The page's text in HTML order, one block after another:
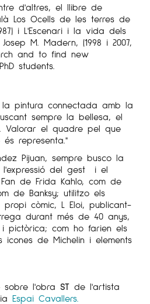
d'altres, el llibre de
Los Ocells de les terres de
i L'Escenari i la vida dels
M. Madern, (1998 i 2007,
and to find new
students.
pintura connectada amb la
sempre la bellesa, el
Valorar el quadre pel que
representa."
Pijuan, sempre busco la
l'expressió del gest i el
de Frida Kahlo, com de
de Banksy; utilitzo els
còmic, L Eloi, publicant-
durant més de 40 anys,
pictòrica; com ho farien els
de Michelin i elements
sobre l'obra ST de l'artista
Espai Cavallers.